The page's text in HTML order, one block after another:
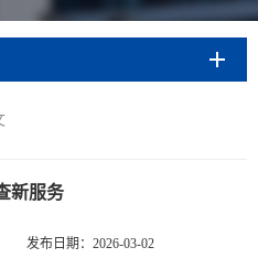
新服务
发布日期：2026-03-02